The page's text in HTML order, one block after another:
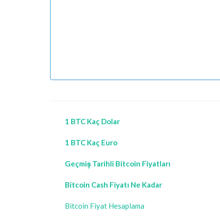
1 BTC Kaç Dolar
1 BTC Kaç Euro
Geçmiş Tarihli Bitcoin Fiyatları
Bitcoin Cash Fiyatı Ne Kadar
Bitcoin Fiyat Hesaplama